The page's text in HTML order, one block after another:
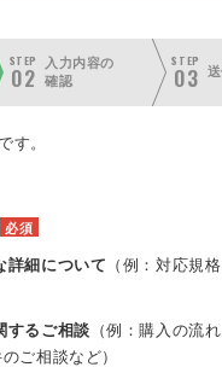
STEP
02
入力内容の
確認
STEP
03
す。
必須
詳細について （例：対応規
するご相談 （例：購入の流
ご相談など）